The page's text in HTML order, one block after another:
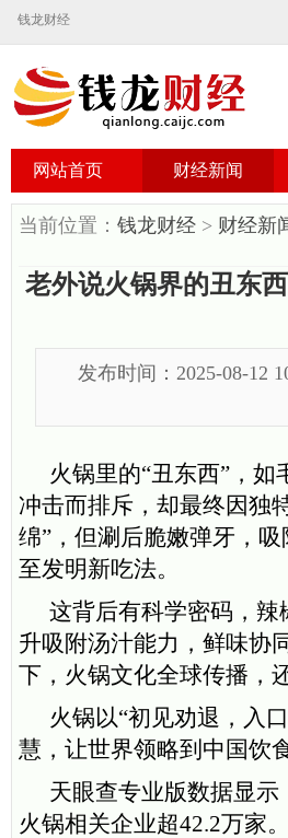
钱龙财经
网站首页 财经新闻
当前位置： 钱龙财经 > 财经新
老外说火锅界的丑东
发布时间：2025-08-12
火锅里的“丑东西”，
冲击而排斥，却最终因独
绵”，但涮后脆嫩弹牙，
至发明新吃法。
这背后有科学密码，
升吸附汤汁能力，鲜味协
下，火锅文化全球传播，
火锅以“初见劝退，入
慧，让世界领略到中国饮
天眼查专业版数据显
火锅相关企业超42.2万家